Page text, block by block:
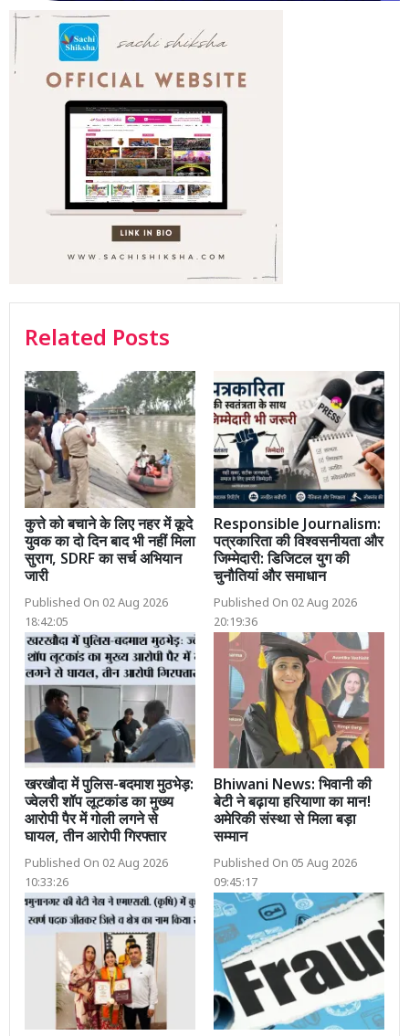
Related Posts
कुत्ते को बचाने के लिए नहर में कूदे
युवक का दो दिन बाद भी नहीं मिला
सुराग, SDRF का सर्च अभियान
जारी
Published On 02 Aug 2026
18:42:05
Responsible Journalism:
पत्रकारिता की विश्वसनीयता और
जिम्मेदारी: डिजिटल युग की
चुनौतियां और समाधान
Published On 02 Aug 2026
20:19:36
खरखौदा में पुलिस-बदमाश मुठभेड़:
ज्वेलरी शॉप लूटकांड का मुख्य
आरोपी पैर में गोली लगने से
घायल, तीन आरोपी गिरफ्तार
Published On 02 Aug 2026
10:33:26
Bhiwani News: भिवानी की
बेटी ने बढ़ाया हरियाणा का मान!
अमेरिकी संस्था से मिला बड़ा
सम्मान
Published On 05 Aug 2026
09:45:17